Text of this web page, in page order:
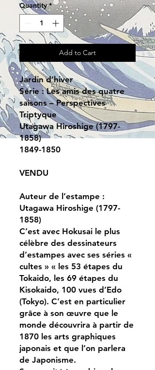
Quantity *
Add to Cart
Jardin d’hiver
Série : Les amis des quatre
saisons – Perspectives
Triptyque
Utagawa Hiroshige (1797-
1858)
1849-1850
VENDU
Auteur de l’estampe :
Utagawa Hiroshige (1797-
1858)
C’est avec Hokusai le plus
célèbre des dessinateurs
d’estampes avec ses séries «
cultes » « les 53 étapes du
Tokaido, les 69 étapes du
Kisokaido, 100 vues d’Edo
(Tokyo). C’est en particulier
grâce à son œuvre que le
monde découvrira à partir de
1870 les arts graphiques
japonais et que l’on parlera
de Japonisme.